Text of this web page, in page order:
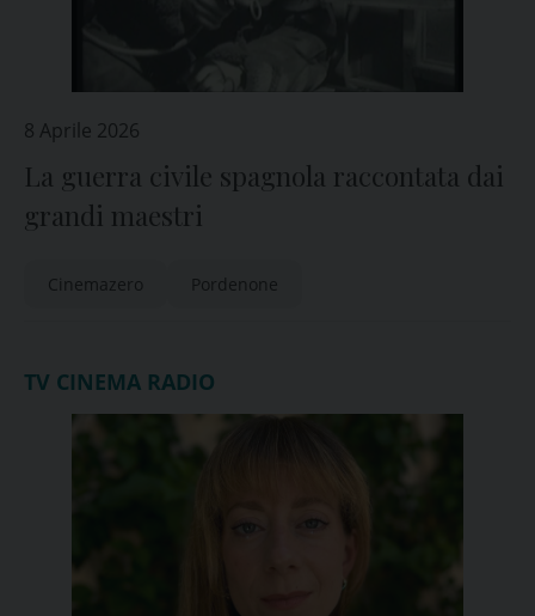
8 Aprile 2026
La guerra civile spagnola raccontata dai
grandi maestri
Cinemazero Pordenone
TV CINEMA RADIO